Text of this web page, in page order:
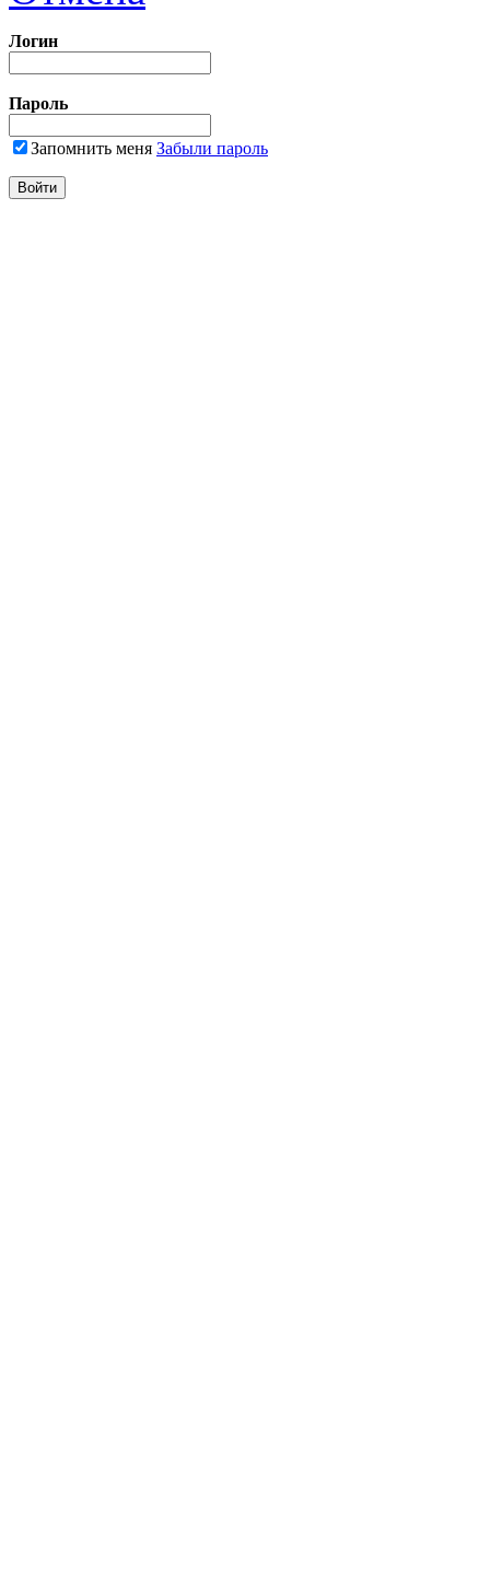
Логин
Пароль
Запомнить меня Забыли пароль